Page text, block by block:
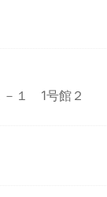
－１ 1号館２